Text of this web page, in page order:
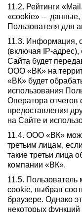
11.2. Рейтинги
«cookie» – данные,
Пользователя для
11.3. Информация,
(включая IP-
Сайта будет
ООО «ВК» на
«ВК» будет
использования
Оператора отчетов
предоставления
на Сайте и
11.4. ООО «ВК»
третьим лицам,
такие третьи лица
компании «ВК».
11.5. Пользователь
cookie, выбрав
браузере. Однако
некоторых